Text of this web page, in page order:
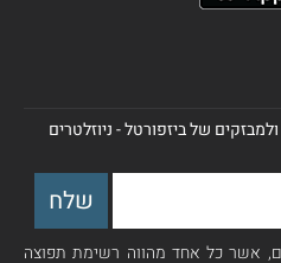
של ביזפורטל - ניוזלטרים
אשר כל אחד מהווה רשימת תפוצה